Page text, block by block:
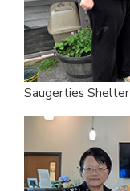
Saugerties Shelter